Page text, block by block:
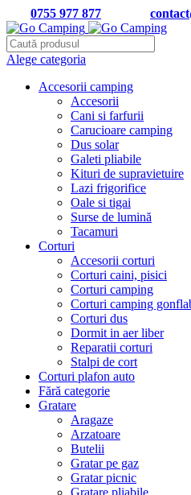
0755 977 877
Alege categoria
Accesorii camping
Accesorii
Cani si farfurii
Carucioare camping
Dus solar
Galeti pliabile
Kituri de supravietuire
Lazi frigorifice
Oale si tigai
Surse de lumină
Tacamuri
Corturi
Accesorii corturi
Corturi caini, pisici
Corturi camping
Corturi camping
Corturi dus
Dormit in aer liber
Reparatii corturi
Stalpi de cort
Corturi plafon auto
Fără categorie
Gratare
Aragaze
Arzatoare
Butelii
Gratar pe gaz
Gratar picnic
Gratare pliabile